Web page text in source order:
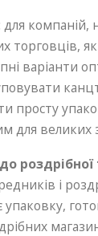
: для компаній,
торговців,
варіанти
просту
для великих
роздрібної
і